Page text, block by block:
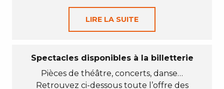
LIRE LA SUITE
Spectacles disponibles à la billetterie
Pièces de théâtre, concerts, danse…
Retrouvez ci-dessous toute l’offre des